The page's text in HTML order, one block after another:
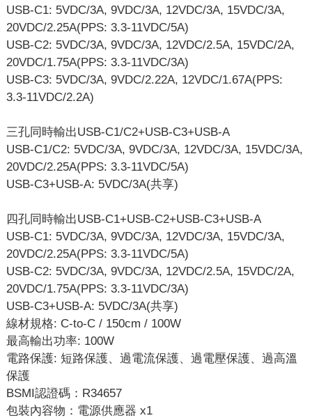
USB-C1: 5VDC/3A, 9VDC/3A, 12VDC/3A, 15VDC/3A,
20VDC/2.25A(PPS: 3.3-11VDC/5A)
USB-C2: 5VDC/3A, 9VDC/3A, 12VDC/2.5A, 15VDC/2A,
20VDC/1.75A(PPS: 3.3-11VDC/3A)
USB-C3: 5VDC/3A, 9VDC/2.22A, 12VDC/1.67A(PPS:
3.3-11VDC/2.2A)
三孔同時輸出USB-C1/C2+USB-C3+USB-A
USB-C1/C2: 5VDC/3A, 9VDC/3A, 12VDC/3A, 15VDC/3A,
20VDC/2.25A(PPS: 3.3-11VDC/5A)
USB-C3+USB-A: 5VDC/3A(共享)
四孔同時輸出USB-C1+USB-C2+USB-C3+USB-A
USB-C1: 5VDC/3A, 9VDC/3A, 12VDC/3A, 15VDC/3A,
20VDC/2.25A(PPS: 3.3-11VDC/5A)
USB-C2: 5VDC/3A, 9VDC/3A, 12VDC/2.5A, 15VDC/2A,
20VDC/1.75A(PPS: 3.3-11VDC/3A)
USB-C3+USB-A: 5VDC/3A(共享)
線材規格: C-to-C / 150cm / 100W
最高輸出功率: 100W
電路保護: 短路保護、過電流保護、過電壓保護、過高溫
保護
BSMI認證碼：R34657
包裝內容物：電源供應器 x1